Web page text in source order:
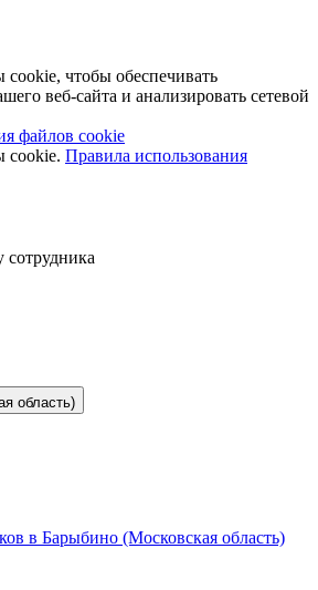
чтобы обеспечивать
веб-сайта и анализировать сетевой
файлов cookie
cookie. Правила использования
область)
в Барыбино (Московская область)